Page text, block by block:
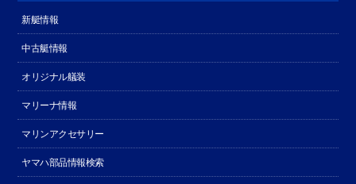
新艇情報
中古艇情報
オリジナル艤装
マリーナ情報
マリンアクセサリー
ヤマハ部品情報検索